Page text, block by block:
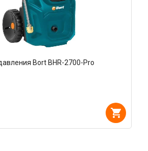
Bort BHR-2700-Pro